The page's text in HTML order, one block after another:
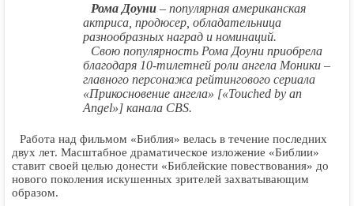
Рома Доуни – популярная американская
актриса, продюсер, обладательница
разнообразных наград и номинаций.
Свою популярность Рома Доуни приобрела
благодаря 10-тилетней роли ангела Моники –
главного персонажа рейтингового сериала
«Прикосновение ангела» [«Touched by an
Angel»] канала CBS.
Работа над фильмом «Библия» велась в течение последних
двух лет. Масштабное драматическое изложение «Библии»
ставит своей целью донести «Библейские повествования» до
нового поколения искушенных зрителей захватывающим
образом.